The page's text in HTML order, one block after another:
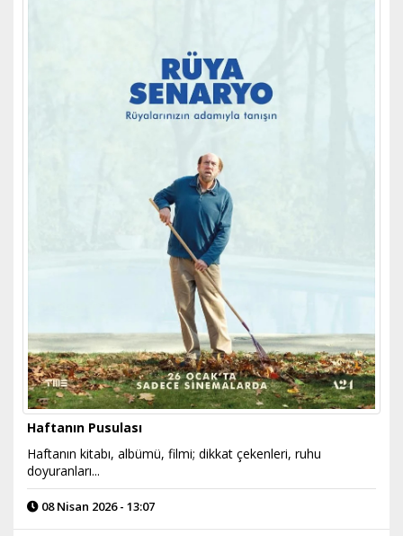
Haftanın Pusulası
Haftanın kitabı, albümü, filmi; dikkat çekenleri, ruhu
doyuranları...
08 Nisan 2026 - 13:07